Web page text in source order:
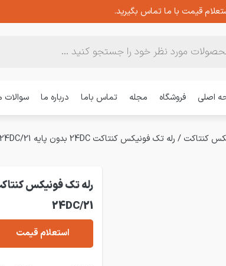
قیمت با ما تماس بگیرید.
اصلی فروشگاه مجله تماس باما درباره ما سوالات
کنتاکت / رله تک فونیکس کنتاکت 24DC بدون پایه REL-MR- 24DC/21
24DC/21
استعلام قیمت